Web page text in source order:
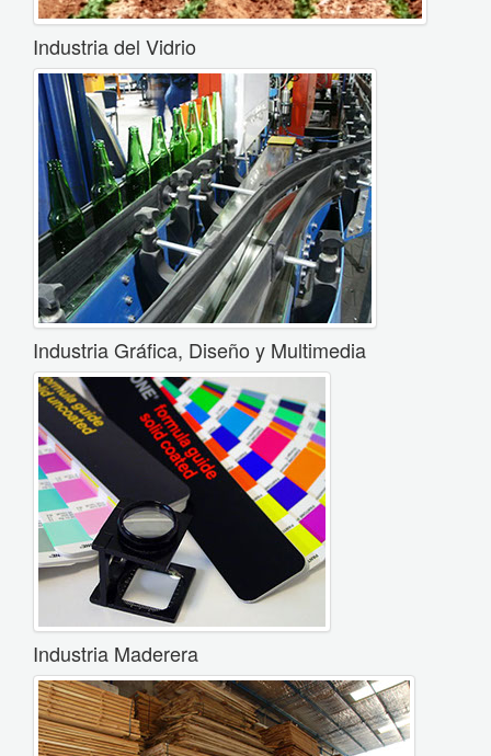
Industria del Vidrio
Industria Gráfica, Diseño y Multimedia
Industria Maderera